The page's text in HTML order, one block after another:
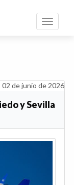
Toggle
de junio de 2026
y Sevilla